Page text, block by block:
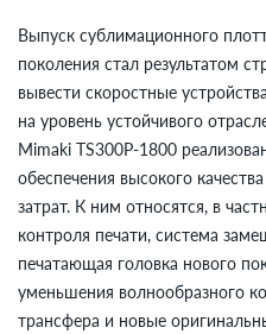
Выпуск сублимационного
поколения стал результатом
вывести скоростные
на уровень устойчивого
Mimaki TS300P-1800
обеспечения высокого
затрат. К ним относятся, в
контроля печати, система
печатающая головка нового
уменьшения волнообразного
трансфера и новые